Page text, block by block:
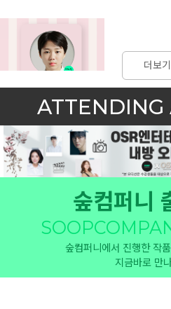
더보기
ATTENDING
숲컴퍼니
숲컴퍼니에서 진행한 작
지금바로 만